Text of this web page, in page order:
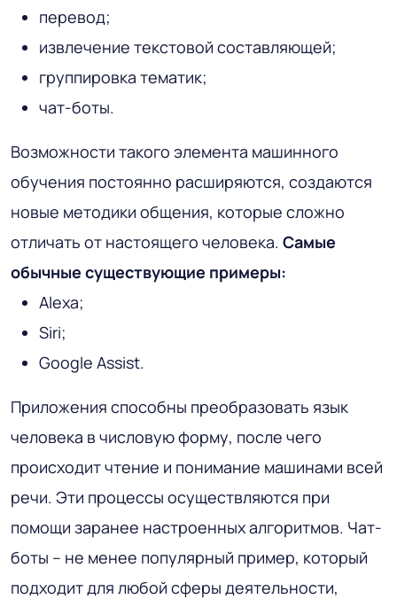
перевод;
извлечение текстовой составляющей;
группировка тематик;
чат-боты.
Возможности такого элемента машинного
обучения постоянно расширяются, создаются
новые методики общения, которые сложно
отличать от настоящего человека. Самые
обычные существующие примеры:
Alexa;
Siri;
Google Assist.
Приложения способны преобразовать язык
человека в числовую форму, после чего
происходит чтение и понимание машинами всей
речи. Эти процессы осуществляются при
помощи заранее настроенных алгоритмов. Чат-
боты – не менее популярный пример, который
подходит для любой сферы деятельности,